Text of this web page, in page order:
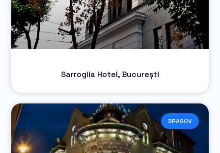
Sarroglia Hotel, București
BRASOV